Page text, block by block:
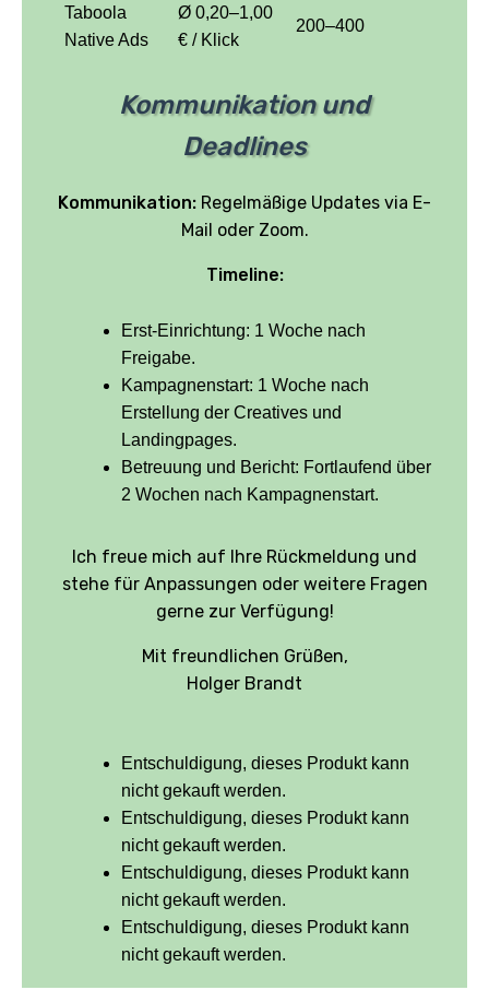
Taboola
Native Ads
Ø 0,20–1,00
€ / Klick
200–400
Kommunikation und
Deadlines
Kommunikation: Regelmäßige Updates via E-
Mail oder Zoom.
Timeline:
Erst-Einrichtung: 1 Woche nach
Freigabe.
Kampagnenstart: 1 Woche nach
Erstellung der Creatives und
Landingpages.
Betreuung und Bericht: Fortlaufend über
2 Wochen nach Kampagnenstart.
Ich freue mich auf Ihre Rückmeldung und
stehe für Anpassungen oder weitere Fragen
gerne zur Verfügung!
Mit freundlichen Grüßen,
Holger Brandt
Entschuldigung, dieses Produkt kann
nicht gekauft werden.
Entschuldigung, dieses Produkt kann
nicht gekauft werden.
Entschuldigung, dieses Produkt kann
nicht gekauft werden.
Entschuldigung, dieses Produkt kann
nicht gekauft werden.